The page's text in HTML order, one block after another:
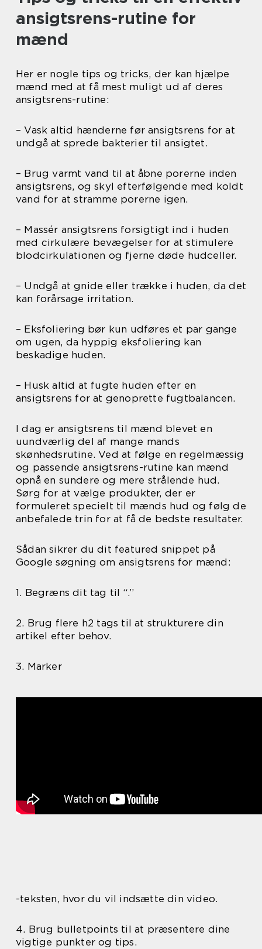
ansigtsrens-rutine for
mænd
Her er nogle tips og tricks, der kan hjælpe
mænd med at få mest muligt ud af deres
ansigtsrens-rutine:
– Vask altid hænderne før ansigtsrens for at
undgå at sprede bakterier til ansigtet.
– Brug varmt vand til at åbne porerne inden
ansigtsrens, og skyl efterfølgende med koldt
vand for at stramme porerne igen.
– Massér ansigtsrens forsigtigt ind i huden
med cirkulære bevægelser for at stimulere
blodcirkulationen og fjerne døde hudceller.
– Undgå at gnide eller trække i huden, da det
kan forårsage irritation.
– Eksfoliering bør kun udføres et par gange
om ugen, da hyppig eksfoliering kan
beskadige huden.
– Husk altid at fugte huden efter en
ansigtsrens for at genoprette fugtbalancen.
I dag er ansigtsrens til mænd blevet en
uundværlig del af mange mands
skønhedsrutine. Ved at følge en regelmæssig
og passende ansigtsrens-rutine kan mænd
opnå en sundere og mere strålende hud.
Sørg for at vælge produkter, der er
formuleret specielt til mænds hud og følg de
anbefalede trin for at få de bedste resultater.
Sådan sikrer du dit featured snippet på
Google søgning om ansigtsrens for mænd:
1. Begræns dit tag til “.”
2. Brug flere h2 tags til at strukturere din
artikel efter behov.
3. Marker
-teksten, hvor du vil indsætte din video.
4. Brug bulletpoints til at præsentere dine
vigtige punkter og tips.